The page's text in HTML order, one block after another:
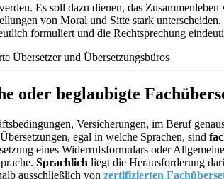
Es soll dazu dienen, das
von Moral und Sitte stark
formuliert und die Rechtsprechung
oder beglaubigte
Versicherungen, im Beruf
egal in welche Sprachen, sind
eines Widerrufsformulars oder
Sprachlich liegt die Herausforderung
ausschließlich von zertifizierten